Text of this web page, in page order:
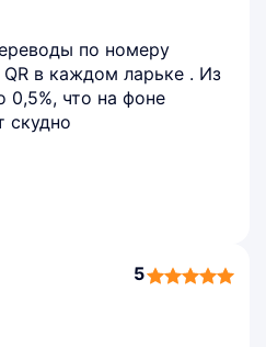
по номеру
в каждом ларьке . Из
0,5%, что на фоне
скудно
5
5,0